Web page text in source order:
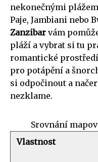
nekonečnými
Paje, Jambiani nebo
Zanzibar vám
pláží a vybrat si tu
romantické
pro potápění a
si odpočinout a
nezklame.
Srovnání
Vlastnost